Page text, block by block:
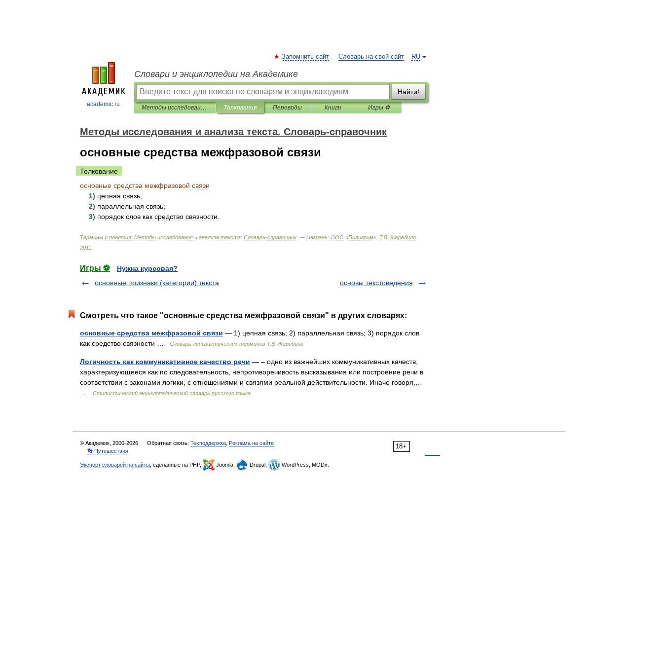
academic.ru
RU
Запомнить сайт Словарь на свой сайт
Словари и энциклопедии на Академике
Найти!
Методы исследования и анализа текста. Словарь-справочник Толкования Переводы Книги Игры ⚽
Методы исследования и анализа текста. Словарь-справочник
основные средства межфразовой связи
Толкование
основные средства межфразовой связи
1) цепная связь;
2) параллельная связь;
3) порядок слов как средство связности
Термины и понятия: Методы исследования и анализа текста: Словарь-справочник. — Назрань: ООО «Пилигрим» Т.В Жеребило
2011
Игры ⚽
Нужна курсовая?
основные признаки (категории) текста
основы текстоведения
Смотреть что такое "основные средства межфразовой связи" в других словарях:
основные средства межфразовой связи — 1) цепная связь; 2) параллельная связь; 3) порядок слов
как средство связности …
Словарь лингвистических терминов Т.В. Жеребило
Логичность как коммуникативное качество речи — – одно из важнейших коммуникативных качеств,
характеризующееся как по следовательность, непротиворечивость высказывания или построение речи в
соответствии с законами логики, с отношениями и связями реальной действительности. Иначе говоря,…
Стилистический энциклопедический словарь русского языка
18+
© Академик, 2000-2026 Обратная связь: Техподдержка Реклама на сайте
👣 Путешествия
Экспорт словарей на сайты , сделанные на PHP, Joomla, Drupal, WordPress, MODx.